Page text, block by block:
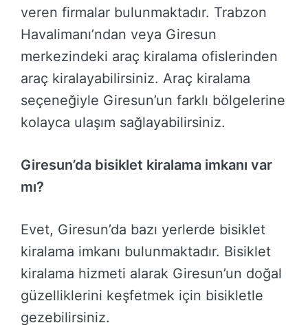
veren firmalar bulunmaktadır. Trabzon
Havalimanı’ndan veya Giresun
merkezindeki araç kiralama ofislerinden
araç kiralayabilirsiniz. Araç kiralama
seçeneğiyle Giresun’un farklı bölgelerine
kolayca ulaşım sağlayabilirsiniz.
Giresun’da bisiklet kiralama imkanı var
mı?
Evet, Giresun’da bazı yerlerde bisiklet
kiralama imkanı bulunmaktadır. Bisiklet
kiralama hizmeti alarak Giresun’un doğal
güzelliklerini keşfetmek için bisikletle
gezebilirsiniz.